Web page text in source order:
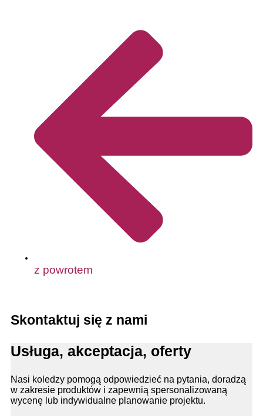
z powrotem
Skontaktuj się z nami
Usługa, akceptacja, oferty
Nasi koledzy pomogą odpowiedzieć na pytania, doradzą
w zakresie produktów i zapewnią spersonalizowaną
wycenę lub indywidualne planowanie projektu.